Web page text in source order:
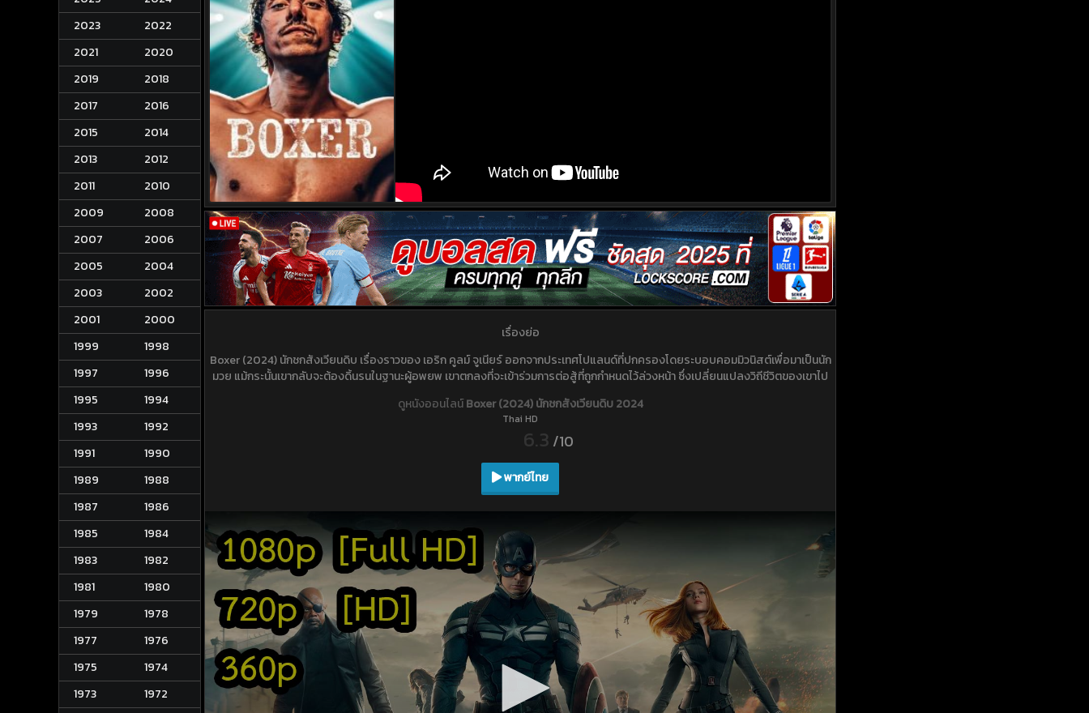
2023
2022
2021
2020
2019
2018
2017
2016
2015
2014
2013
2012
2011
2010
2009
2008
2007
2006
2005
2004
2003
2002
2001
2000
1999
1998
1997
1996
1995
1994
1993
1992
1991
1990
1989
1988
1987
1986
1985
1984
1983
1982
1981
1980
1979
1978
1977
1976
1975
1974
1973
1972
เรื่องย่อ
Boxer (2024) นักชกสังเวียนดิบ เรื่องราวของ เอริก คูลม์ จูเนียร์ ออกจากประเทศโปแลนด์ที่ปกครองโดยระบอบคอมมิวนิสต์เพื่อมาเป็นนัก
มวย แม้กระนั้นเขากลับจะต้องดิ้นรนในฐานะผู้อพยพ เขาตกลงที่จะเข้าร่วมการต่อสู้ที่ถูกกำหนดไว้ล่วงหน้า ซึ่งเปลี่ยนแปลงวิถีชีวิตของเขาไป
ดูหนังออนไลน์Boxer (2024) นักชกสังเวียนดิบ 2024
Thai HD
6.3 /10
พากย์ไทย